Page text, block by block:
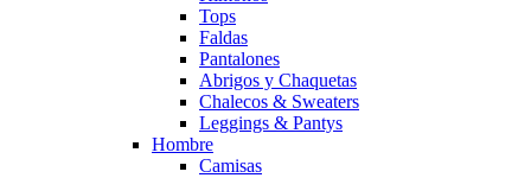
Tops
Faldas
Pantalones
Abrigos y Chaquetas
Chalecos & Sweaters
Leggings & Pantys
Hombre
Camisas